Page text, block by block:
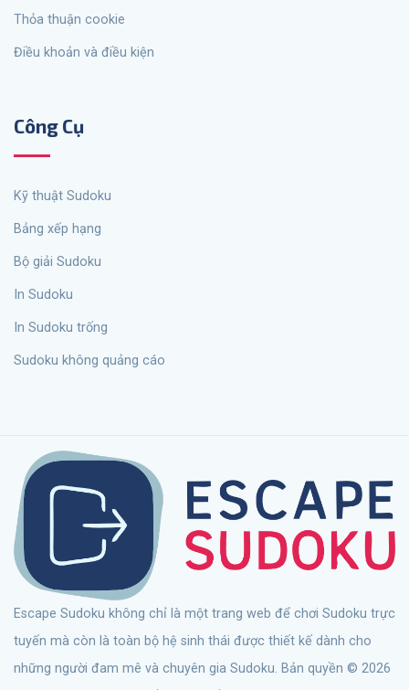
Thỏa thuận cookie
Điều khoản và điều kiện
Công Cụ
Kỹ thuật Sudoku
Bảng xếp hạng
Bộ giải Sudoku
In Sudoku
In Sudoku trống
Sudoku không quảng cáo
Escape Sudoku không chỉ là một trang web để chơi Sudoku trực
tuyến mà còn là toàn bộ hệ sinh thái được thiết kế dành cho
những người đam mê và chuyên gia Sudoku. Bản quyền © 2026